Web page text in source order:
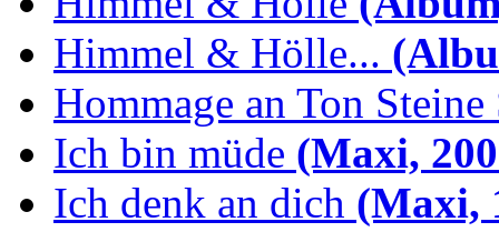
Himmel & Hölle...
Hommage an Ton Steine
Ich bin müde (Maxi,
Ich denk an dich (Maxi,